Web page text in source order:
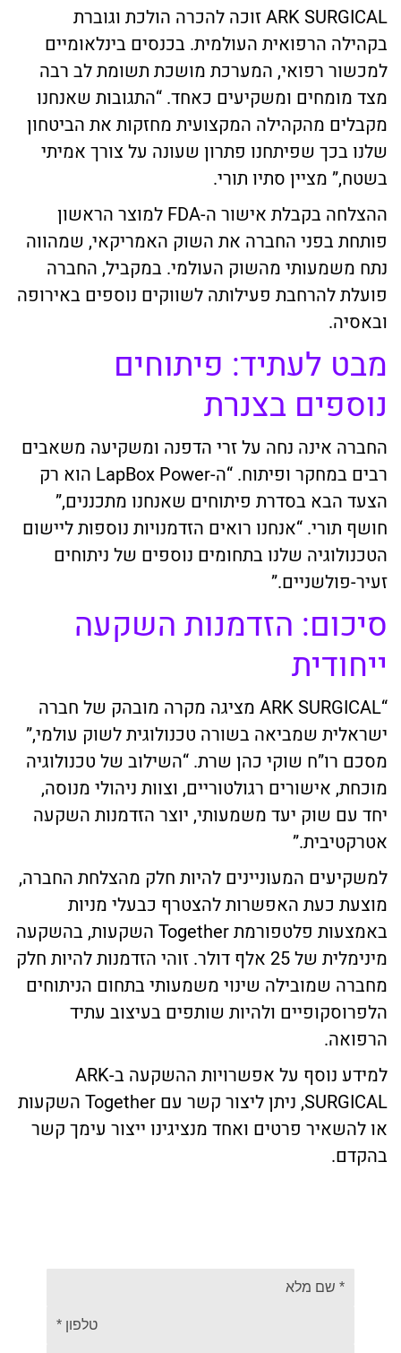
ARK SURGICAL זוכה להכרה הולכת וגוברת
בקהילה הרפואית העולמית. בכנסים בינלאומיים
למכשור רפואי, המערכת מושכת תשומת לב רבה
מצד מומחים ומשקיעים כאחד. “התגובות שאנחנו
מקבלים מהקהילה המקצועית מחזקות את הביטחון
שלנו בכך שפיתחנו פתרון שעונה על צורך אמיתי
בשטח,” מציין סתיו תורי.
ההצלחה בקבלת אישור ה-FDA למוצר הראשון
פותחת בפני החברה את השוק האמריקאי, שמהווה
נתח משמעותי מהשוק העולמי. במקביל, החברה
פועלת להרחבת פעילותה לשווקים נוספים באירופה
ובאסיה.
מבט לעתיד: פיתוחים
נוספים בצנרת
החברה אינה נחה על זרי הדפנה ומשקיעה משאבים
רבים במחקר ופיתוח. “ה-LapBox Power הוא רק
הצעד הבא בסדרת פיתוחים שאנחנו מתכננים,”
חושף תורי. “אנחנו רואים הזדמנויות נוספות ליישום
הטכנולוגיה שלנו בתחומים נוספים של ניתוחים
זעיר-פולשניים.”
סיכום: הזדמנות השקעה
ייחודית
“ARK SURGICAL מציגה מקרה מובהק של חברה
ישראלית שמביאה בשורה טכנולוגית לשוק עולמי,”
מסכם רו”ח שוקי כהן שרת. “השילוב של טכנולוגיה
מוכחת, אישורים רגולטוריים, וצוות ניהולי מנוסה,
יחד עם שוק יעד משמעותי, יוצר הזדמנות השקעה
אטרקטיבית.”
למשקיעים המעוניינים להיות חלק מהצלחת החברה,
מוצעת כעת האפשרות להצטרף כבעלי מניות
באמצעות פלטפורמת Together השקעות, בהשקעה
מינימלית של 25 אלף דולר. זוהי הזדמנות להיות חלק
מחברה שמובילה שינוי משמעותי בתחום הניתוחים
הלפרוסקופיים ולהיות שותפים בעיצוב עתיד
הרפואה.
למידע נוסף על אפשרויות ההשקעה ב-ARK
SURGICAL, ניתן ליצור קשר עם Together השקעות
או להשאיר פרטים ואחד מנציגינו ייצור עימך קשר
בהקדם.